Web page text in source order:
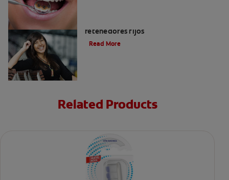
retenedores fijos
Read More
Related Products